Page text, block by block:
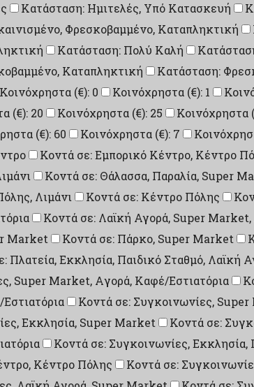
Κατάσταση: Ημιτελές, Υπό Κατασκευή
Φρεσκοβαμμένο, Καταπληκτική
Κατάσταση: Πολύ Καλή
Καταπληκτική Κατάσταση:
Κοινόχρηστα (€): 0 Κοινόχρηστα (€): 1
(€): 20 Κοινόχρηστα (€): 25 Κοινόχρηστα
(€): 60 Κοινόχρηστα (€): 7
Κοντά σε: Εμπορικό Κέντρο, Κέντρο
Κοντά σε: Θάλασσα, Παραλία, Super
Λιμάνι Κοντά σε: Κέντρο Πόλης
Κοντά σε: Λαϊκή Αγορά, Super
Market Κοντά σε: Πάρκο, Super Market
Πλατεία, Εκκλησία, Παιδικό Σταθμό, Λαϊκή
Super Market, Aγορά, Καφέ/Εστιατόρια
Κοντά σε: Συγκοινωνίες,
Εκκλησία, Super Market
Κοντά σε:
Κοντά σε: Συγκοινωνίες,
Κέντρο Πόλης Κοντά σε: